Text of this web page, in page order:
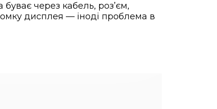
через кабель, роз’єм,
дисплея — іноді проблема в